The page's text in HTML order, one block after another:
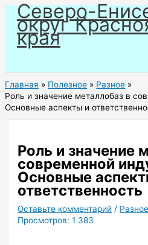
Перейти
содержимому
Северо-
округ
края
Главная Полезное
Разное
Роль и значение металлобаз в
Основные аспекты и
Роль и значение
современной
Основные
ответственность
Оставьте комментарий / Разное
Просмотров: 1 383